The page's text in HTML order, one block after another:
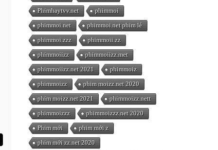
Phimhaytvv.net
phimmoi
phimmoi.net
phimmoi.net phim lẻ
phimmoi.zzz
phimmoii.zz
phimmoiizz
phimmoiizz.met
phimmoiizz.net 2021
phimmoiz
phimmoizz
phim moizz.net 2020
phim moizz.net 2021
phimmoizz.nett
phimmoizzz
phimmoizzz.net 2020
Phim mới
phim mới z
phim mới zz.net 2020